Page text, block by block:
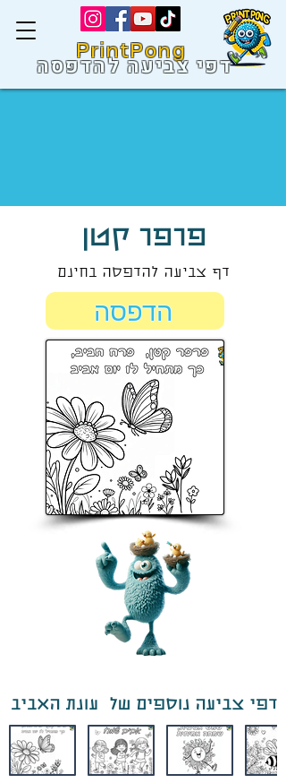
PrintPong
דפי צביעה להדפסה
פרפר קטן
דף צביעה להדפסה בחינם
הדפסה
דפי צביעה נוספים של עונת האביב